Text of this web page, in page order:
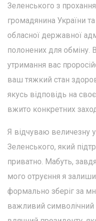
Зеленського з
громадянина України
обласної державної
полонених для обміну.
утримання вас
ваш тяжкий стан
якусь відповідь на
вжито конкретних
Я відчуваю величезну
Зеленського, який
приватно. Мабуть,
мого отруєння я
формально зберіг за
важливий